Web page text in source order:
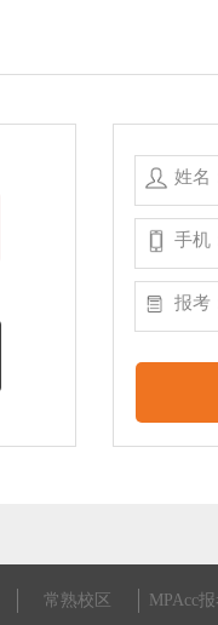
姓名
手机
报考
常熟校区 MPAcc